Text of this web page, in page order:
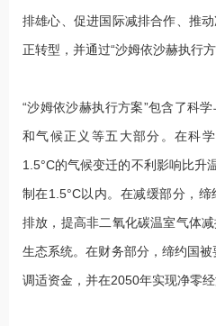
排雄心、促进国际减排合作、推
正转型，并通过“沙姆依沙赫执行方
“沙姆依沙赫执行方案”包含了科
和气候正义等五大部分。在科
1.5°C的气候变迁的不利影响比升
制在1.5°C以内。在减缓部分，
排放，提高非二氧化碳温室气体
生态系统。在财务部分，缔约国
调适资金，并在2050年实现净零经